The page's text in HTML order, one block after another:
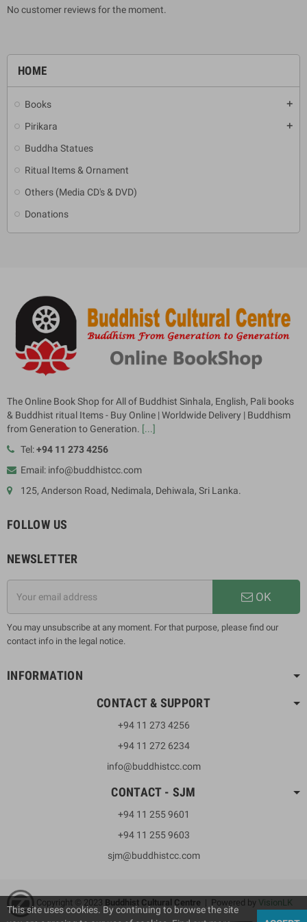
HOME
Books add
Pirikara add
Buddha Statues
Ritual Items & Ornament
Others (Media CD's & DVD)
Donations
No customer reviews for the moment.
The Online Book Shop for All of Buddhist Sinhala, English, Pali books
& Buddhist ritual Items - Buy Online | Worldwide Delivery | Buddhism
from Generation to Generation. [...]
Tel:+94 11 273 4256
Email: info@buddhistcc.com
125, Anderson Road, Nedimala, Dehiwala, Sri Lanka.
FOLLOW US
NEWSLETTER
OK
You may unsubscribe at any moment. For that purpose, please find our
contact info in the legal notice.
INFORMATION
CONTACT & SUPPORT
+94 11 273 4256
+94 11 272 6234
info@buddhistcc.com
CONTACT - SJM
+94 11 255 9601
+94 11 255 9603
sjm@buddhistcc.com
Copyright © 2023 Buddhist Cultural Centre | Powered by VisionLK
This site uses cookies. By continuing to browse the site